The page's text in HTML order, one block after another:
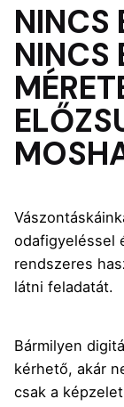
NINCS
NINCS
odafigyeléssel
rendszeres
látni feladatát.
Bármilyen
kérhető, akár
csak a